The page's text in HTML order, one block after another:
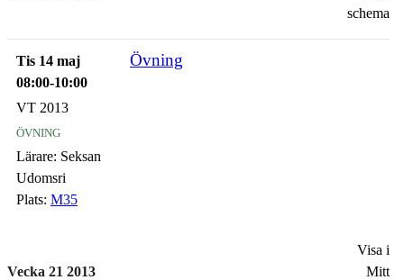
schema
Tis 14 maj
08:00-10:00
Övning
VT 2013
övning
Lärare: Seksan
Udomsri
Plats: M35
Vecka 21 2013
Visa i
Mitt